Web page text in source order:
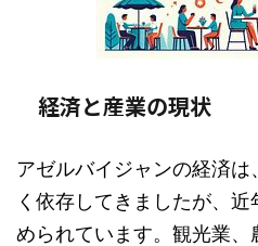
経済と産業の現状
アゼルバイジャンの経済は
く依存してきましたが、
められています。観光業